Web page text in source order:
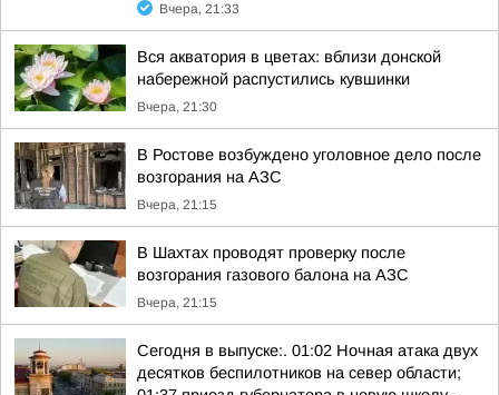
Вчера, 21:33
Вся акватория в цветах: вблизи донской
набережной распустились кувшинки
Вчера, 21:30
В Ростове возбуждено уголовное дело после
возгорания на АЗС
Вчера, 21:15
В Шахтах проводят проверку после
возгорания газового балона на АЗС
Вчера, 21:15
Сегодня в выпуске:. 01:02 Ночная атака двух
десятков беспилотников на север области;